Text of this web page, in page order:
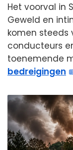
Het voorval in
Geweld en
komen steeds
conducteurs
toenemende
bedreigingen